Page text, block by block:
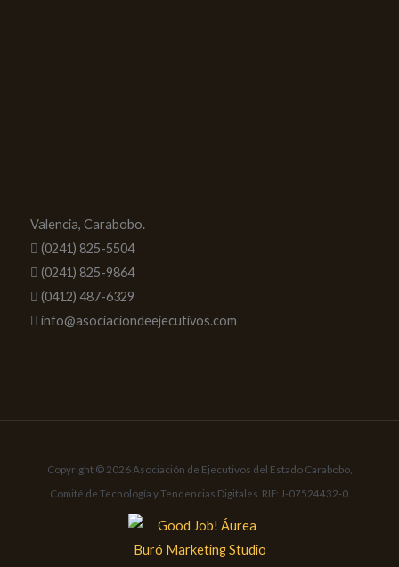
Valencia, Carabobo.
(0241) 825-5504
(0241) 825-9864
(0412) 487-6329
info@asociaciondeejecutivos.com
Copyright © 2026 Asociación de Ejecutivos del Estado Carabobo,
Comité de Tecnología y Tendencias Digitales. RIF: J-07524432-0.